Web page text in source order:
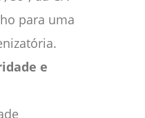
para uma
e